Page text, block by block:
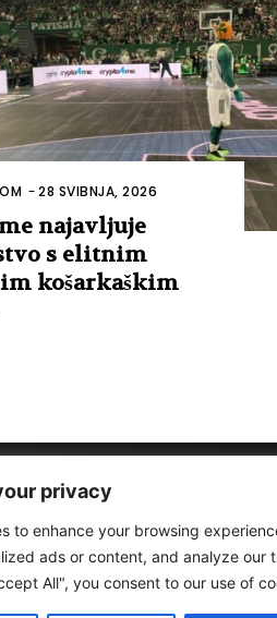
privacy
to enhance your browsing
ads or content, and analyze our
All", you consent to our use of
-28 SVIBNJA, 2026
najavljuje
s elitnim
košarkaškim